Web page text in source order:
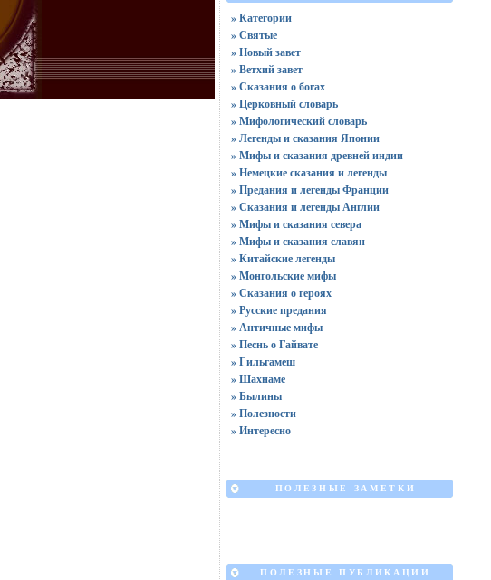
» Категории
» Святые
» Новый завет
» Ветхий завет
» Сказания о богах
» Церковный словарь
» Мифологический словарь
» Легенды и сказания Японии
» Мифы и сказания древней индии
» Немецкие сказания и легенды
» Предания и легенды Франции
» Сказания и легенды Англии
» Мифы и сказания севера
» Мифы и сказания славян
» Китайские легенды
» Монгольские мифы
» Сказания о героях
» Русские предания
» Античные мифы
» Песнь о Гайвате
» Гильгамеш
» Шахнаме
» Былины
» Полезности
» Интересно
ПОЛЕЗНЫЕ ЗАМЕТКИ
ПОЛЕЗНЫЕ ПУБЛИКАЦИИ